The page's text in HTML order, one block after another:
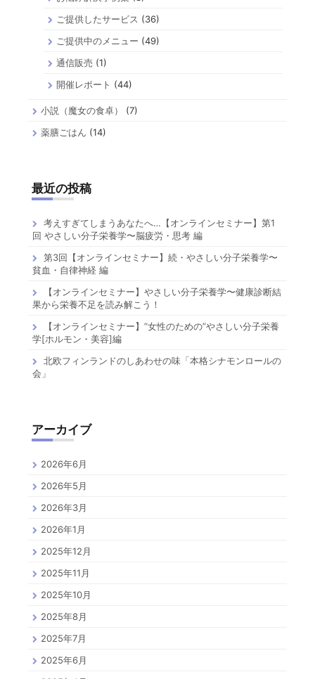
ご提供したサービス (36)
ご提供中のメニュー (49)
通信販売 (1)
開催レポート (44)
小説（魔女の食卓）
(7)
薬膳ごはん (14)
最近の投稿
考えすぎてしまうあなたへ…【オンラインセミナー】第1
回 やさしい分子栄養学〜脳疲労・思考 編
第3回【オンラインセミナー】続・やさしい分子栄養学〜
貧血・自律神経 編
【オンラインセミナー】やさしい分子栄養学〜健康診断結
果から栄養不足を読み解こう！
【オンラインセミナー】”女性のための”やさしい分子栄養
学[ホルモン・美容]編
北欧フィンランドのしあわせの味「本格シナモンロールの
会」
アーカイブ
2026年6月
2026年5月
2026年3月
2026年1月
2025年12月
2025年11月
2025年10月
2025年8月
2025年7月
2025年6月